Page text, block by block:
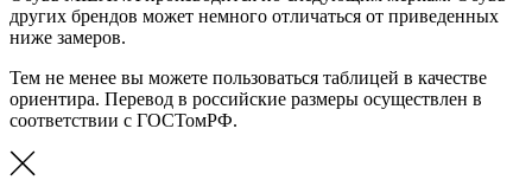
других брендов может немного отличаться от приведенных
ниже замеров.
Тем не менее вы можете пользоваться таблицей в качестве
ориентира. Перевод в российские размеры осуществлен в
соответствии с ГОСТомРФ.